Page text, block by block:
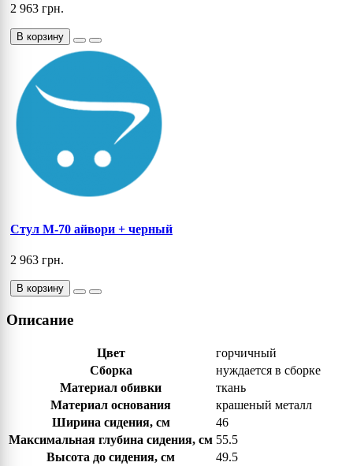
2 963 грн.
В корзину
Cтул M-70 айвори + черный
2 963 грн.
В корзину
Описание
Цвет
горчичный
Сборка
нуждается в сборке
Материал обивки
ткань
Материал основания
крашеный металл
Ширина сидения, см
46
Максимальная глубина сидения, см 55.5
Высота до сидения, см
49.5